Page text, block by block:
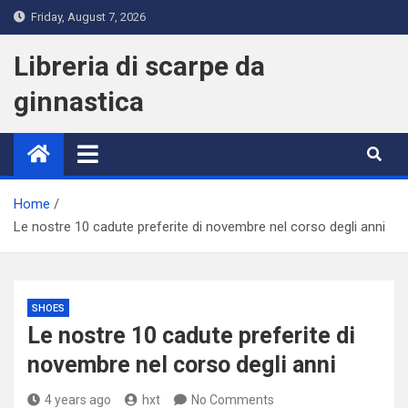
Skip
to
content
Friday, August 7, 2026
Libreria di scarpe da
ginnastica
Home
Le nostre 10 cadute preferite di novembre nel corso degli anni
SHOES
Le nostre 10 cadute preferite di
novembre nel corso degli anni
4 years ago hxt No Comments